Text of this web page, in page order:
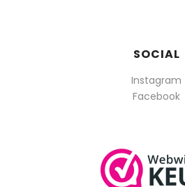
SOCIAL
Instagram
Facebook